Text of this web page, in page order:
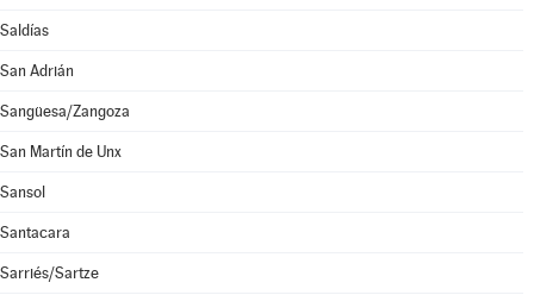
Saldías
San Adrián
Sangüesa/Zangoza
San Martín de Unx
Sansol
Santacara
Sarriés/Sartze